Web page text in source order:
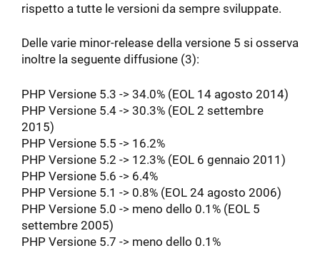
rispetto a tutte le versioni da sempre sviluppate.
Delle varie minor-release della versione 5 si osserva
inoltre la seguente diffusione (3):
PHP Versione 5.3 -> 34.0% (EOL 14 agosto 2014)
PHP Versione 5.4 -> 30.3% (EOL 2 settembre
2015)
PHP Versione 5.5 -> 16.2%
PHP Versione 5.2 -> 12.3% (EOL 6 gennaio 2011)
PHP Versione 5.6 -> 6.4%
PHP Versione 5.1 -> 0.8% (EOL 24 agosto 2006)
PHP Versione 5.0 -> meno dello 0.1% (EOL 5
settembre 2005)
PHP Versione 5.7 -> meno dello 0.1%